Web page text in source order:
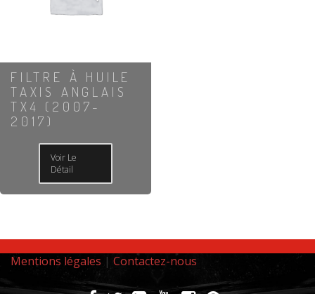
FILTRE À HUILE
TAXIS ANGLAIS
TX4 (2007-
2017)
Voir Le
Détail
Mentions légales | Contactez-nous